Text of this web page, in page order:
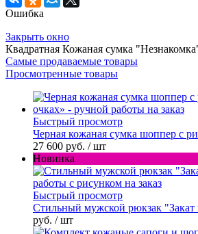
Ошибка
Закрыть окно
Квадратная Кожаная сумка
Самые продаваемые товары
Просмотренные товары
Быстрый просмотр
Черная кожаная сумка шоппер с
27 600 руб. / шт
Новинка
Быстрый просмотр
Стильный мужской рюкзак "Закат
руб. / шт